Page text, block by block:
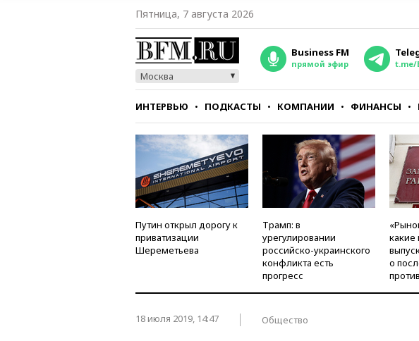
Пятница, 7 августа 2026
Москва
Business FM
прямой эфир t.me/
ИНТЕРВЬЮ ПОДКАСТЫ КОМПАНИИ ФИНАНСЫ
СТИЛЬ ТЕСТЫ
Путин открыл дорогу к
приватизации
Шереметьева
Трамп: в
урегулировании
российско-украинского
конфликта есть
прогресс
какие
о
18 июля 2019, 14:47 Общество